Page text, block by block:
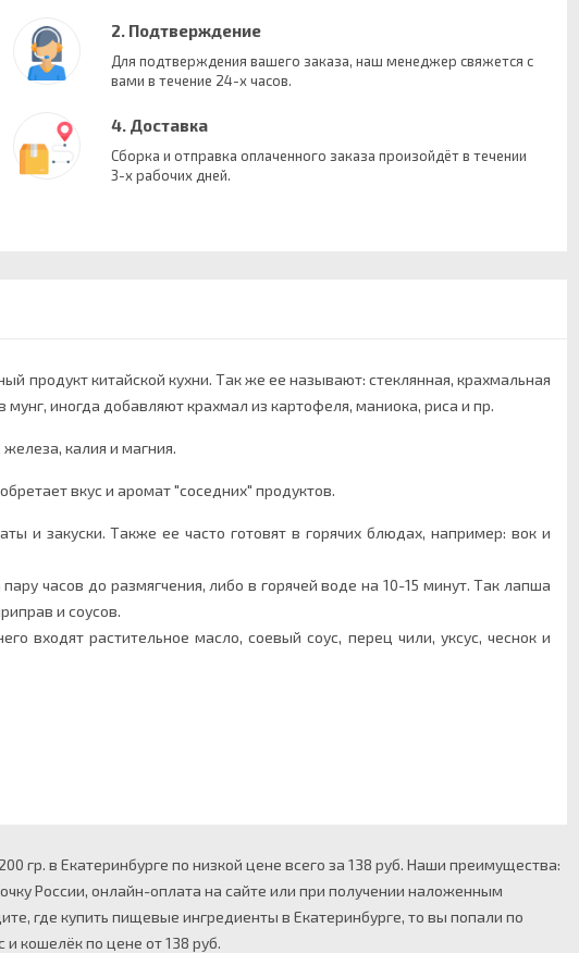
2. Подтверждение
Для подтверждения вашего заказа, наш менеджер свяжется с
вами в течение 24-х часов.
4. Доставка
Сборка и отправка оплаченного заказа произойдёт в течении
3-х рабочих дней.
продукт китайской кухни. Так же ее называют: стеклянная, крахмальная
иногда добавляют крахмал из картофеля, маниока, риса и пр.
калия и магния.
вкус и аромат "соседних" продуктов.
и закуски. Также ее часто готовят в горячих блюдах, например: вок и
часов до размягчения, либо в горячей воде на 10-15 минут. Так лапша
и соусов.
входят растительное масло, соевый соус, перец чили, уксус, чеснок и
гр. в Екатеринбурге по низкой цене всего за 138 руб. Наши преимущества:
России, онлайн-оплата на сайте или при получении наложенным
где купить пищевые ингредиенты в Екатеринбурге, то вы попали по
и кошелёк по цене от 138 руб.